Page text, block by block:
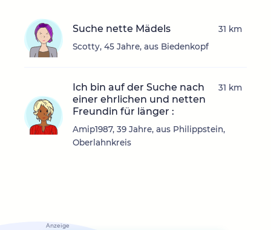
Suche nette Mädels
Scotty, 45 Jahre, aus Biedenkopf
31 km
Ich bin auf der Suche nach
einer ehrlichen und netten
Freundin für länger :
Amip1987, 39 Jahre, aus Philippstein,
Oberlahnkreis
31 km